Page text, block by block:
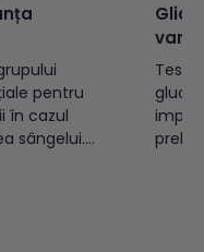
pentru
în cazul
sângelui.